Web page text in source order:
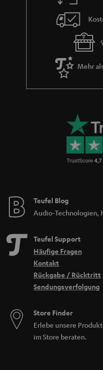
Mehr
Teufel Blog
Audio-Technologien,
Teufel Support
Häufige Fragen
Kontakt
Rückgabe / Rücktritt
Sendungsverfolgung
Store Finder
Erlebe unsere
im Store beraten.